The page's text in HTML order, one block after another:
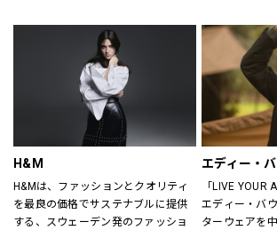
レンドアイテムまで豊富なランナッ
プを取り揃えます。
いまの気分で
は、自由。
H&M
H&Mは、ファッションとクオリティ
を最良の価格でサステナブルに提供
する、スウェーデン発のファッショ
エディー・
「LIVE YOUR
エディー・バ
ターウェアを